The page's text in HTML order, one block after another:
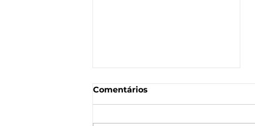
Comentários